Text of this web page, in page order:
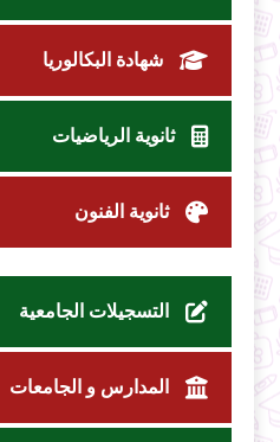
شهادة البكالوريا
ثانوية الرياضيات
ثانوية الفنون
التسجيلات الجامعية
المدارس و الجامعات